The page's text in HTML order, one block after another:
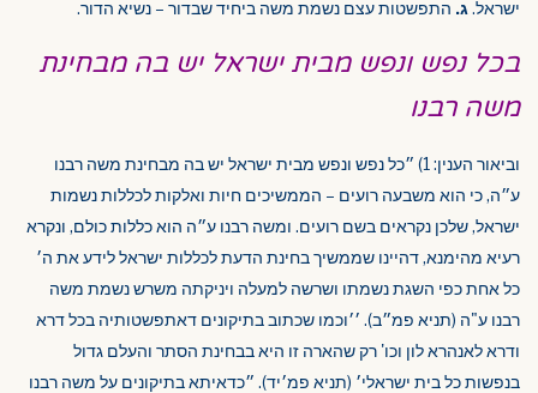
ישראל. ג. התפשטות עצם נשמת משה ביחיד שבדור – נשיא הדור.
בכל נפש ונפש מבית ישראל יש בה מבחינת
משה רבנו
וביאור הענין: 1) ״כל נפש ונפש מבית ישראל יש בה מבחינת משה רבנו
ע״ה, כי הוא משבעה רועים – הממשיכים חיות ואלקות לכללות נשמות
ישראל, שלכן נקראים בשם רועים. ומשה רבנו ע״ה הוא כללות כולם, ונקרא
רעיא מהימנא, דהיינו שממשיך בחינת הדעת לכללות ישראל לידע את ה׳
כל אחת כפי השגת נשמתו ושרשה למעלה ויניקתה משרש נשמת משה
רבנו ע"ה (תניא פמ״ב). ׳׳וכמו שכתוב בתיקונים דאתפשטותיה בכל דרא
ודרא לאנהרא לון וכו' רק שהארה זו היא בבחינת הסתר והעלם גדול
בנפשות כל בית ישראלי׳ (תניא פמ׳יד). ״כדאיתא בתיקונים על משה רבנו